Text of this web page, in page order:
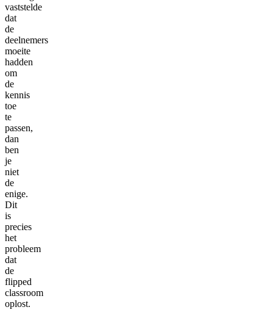
vaststelde
dat
de
deelnemers
moeite
hadden
om
de
kennis
toe
te
passen,
dan
ben
je
niet
de
enige.
Dit
is
precies
het
probleem
dat
de
flipped
classroom
oplost.